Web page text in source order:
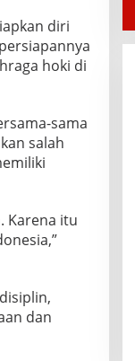
diri
hoki di
sama
salah
Karena itu
dan